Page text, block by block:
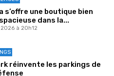
s’offre une boutique bien
dans la...
à 20h12
réinvente les parkings de